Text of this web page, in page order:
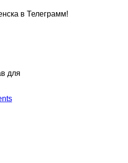
в Телеграмм!
для